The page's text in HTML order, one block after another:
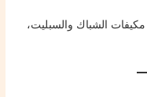
الشباك والسبليت،